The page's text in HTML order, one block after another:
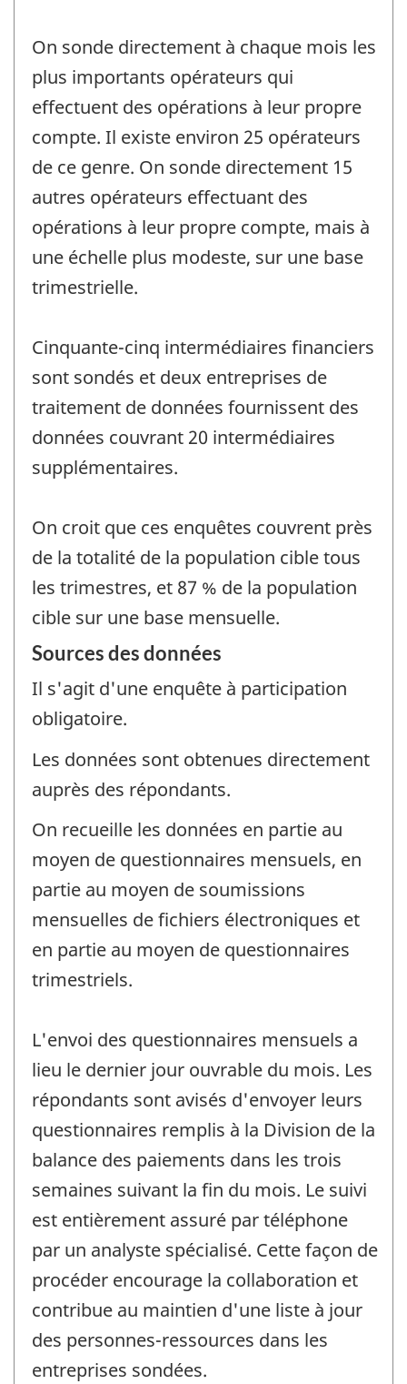
On sonde directement à chaque mois les
plus importants opérateurs qui
effectuent des opérations à leur propre
compte. Il existe environ 25 opérateurs
de ce genre. On sonde directement 15
autres opérateurs effectuant des
opérations à leur propre compte, mais à
une échelle plus modeste, sur une base
trimestrielle.
Cinquante-cinq intermédiaires financiers
sont sondés et deux entreprises de
traitement de données fournissent des
données couvrant 20 intermédiaires
supplémentaires.
On croit que ces enquêtes couvrent près
de la totalité de la population cible tous
les trimestres, et 87 % de la population
cible sur une base mensuelle.
Sources des données
Il s'agit d'une enquête à participation
obligatoire.
Les données sont obtenues directement
auprès des répondants.
On recueille les données en partie au
moyen de questionnaires mensuels, en
partie au moyen de soumissions
mensuelles de fichiers électroniques et
en partie au moyen de questionnaires
trimestriels.
L'envoi des questionnaires mensuels a
lieu le dernier jour ouvrable du mois. Les
répondants sont avisés d'envoyer leurs
questionnaires remplis à la Division de la
balance des paiements dans les trois
semaines suivant la fin du mois. Le suivi
est entièrement assuré par téléphone
par un analyste spécialisé. Cette façon de
procéder encourage la collaboration et
contribue au maintien d'une liste à jour
des personnes-ressources dans les
entreprises sondées.